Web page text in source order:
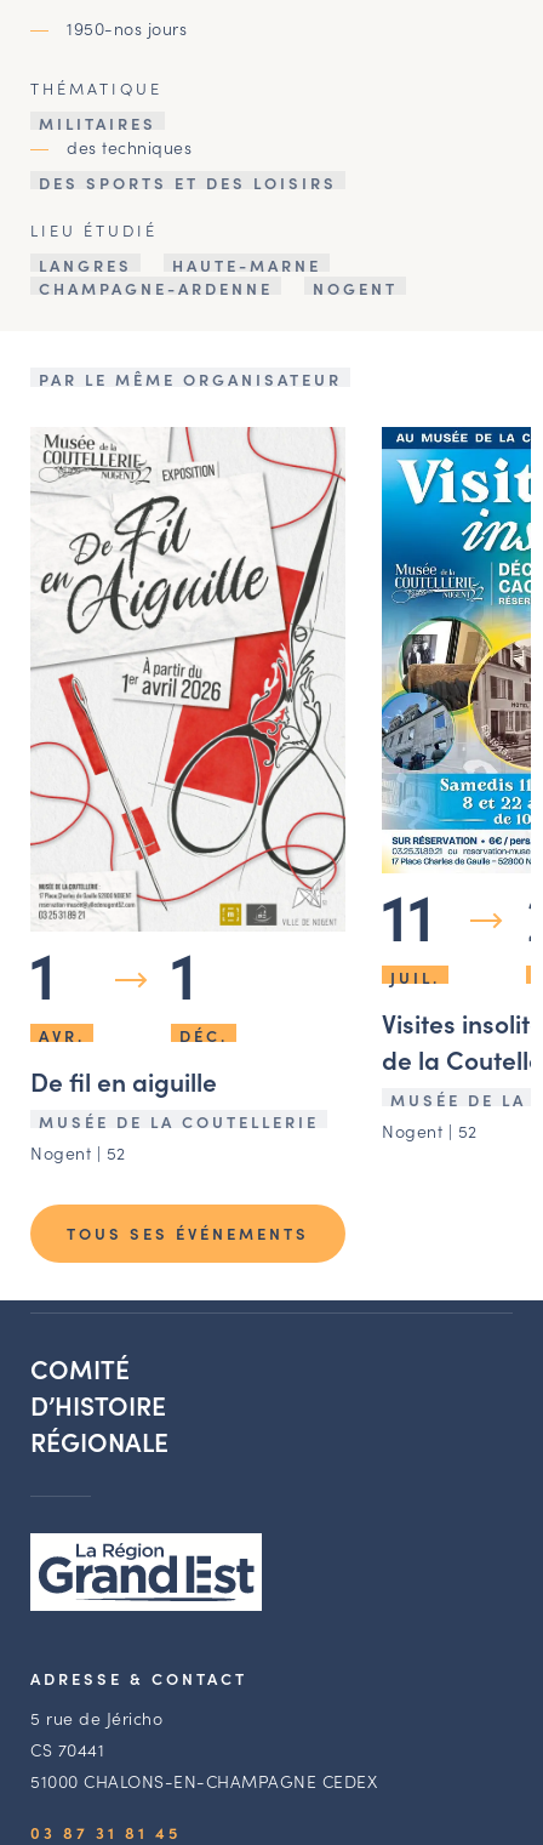
1950-nos jours
THÉMATIQUE
MILITAIRES
des techniques
DES SPORTS ET DES LOISIRS
LIEU ÉTUDIÉ
LANGRES
HAUTE-MARNE
CHAMPAGNE-ARDENNE
NOGENT
PAR LE MÊME ORGANISATEUR
1
AVR.
1
DÉC.
De fil en aiguille
MUSÉE DE LA COUTELLERIE
Nogent | 52
11
JUIL.
Visites
de la
MUSÉE DE LA
Nogent | 52
TOUS SES ÉVÉNEMENTS
COMITÉ
D’HISTOIRE
RÉGIONALE
ADRESSE & CONTACT
5 rue de Jéricho
CS 70441
51000 CHALONS-EN-CHAMPAGNE CEDEX
03 87 31 81 45